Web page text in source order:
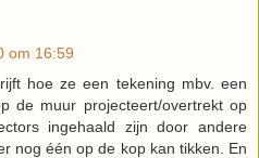
om 16:59
hoe ze een tekening mbv. een
de muur projecteert/overtrekt op
ingehaald zijn door andere
nog één op de kop kan tikken. En